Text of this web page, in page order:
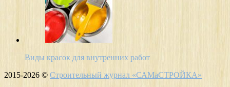
Виды красок для внутренних работ
2015-2026 © Строительный журнал «САМаСТРОЙКА»